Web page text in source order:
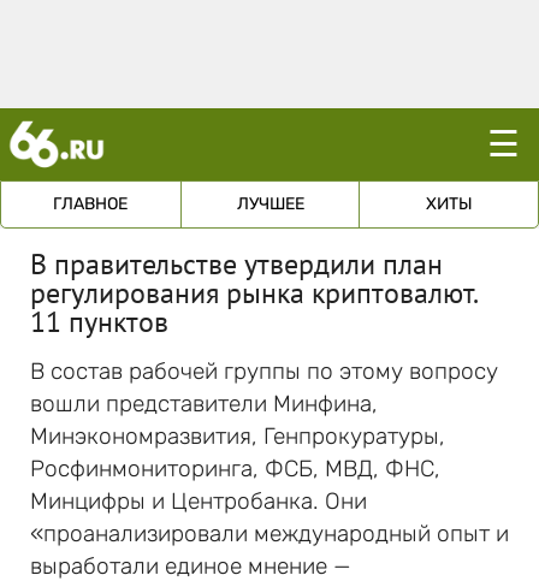
☰
ГЛАВНОЕ ЛУЧШЕЕ ХИТЫ
В правительстве утвердили план
регулирования рынка криптовалют.
11 пунктов
В состав рабочей группы по этому вопросу
вошли представители Минфина,
Минэкономразвития, Генпрокуратуры,
Росфинмониторинга, ФСБ, МВД, ФНС,
Минцифры и Центробанка. Они
«проанализировали международный опыт и
выработали единое мнение —